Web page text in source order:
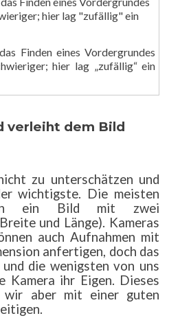
Finden eines Vordergrundes
hier lag „zufällig“ ein
verleiht dem Bild
zu unterschätzen und
wichtigste. Die meisten
ein Bild mit zwei
und Länge). Kameras
auch Aufnahmen mit
anfertigen, doch das
die wenigsten von uns
Kamera ihr Eigen. Dieses
wir aber mit einer guten